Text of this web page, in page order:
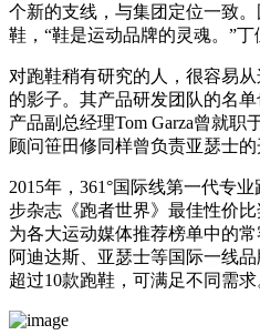
个新的支线，与集团定位一致
鞋，“鞋是运动品牌的灵魂。”丁
对跑鞋稍有研究的人，很容易
的影子。其产品研发团队的名
产品副总经理Tom Garza曾就
顾问笹田修同样曾负责亚瑟士的
2015年，361°国际线第一代专
步杂志《跑者世界》最佳性价
为各大运动媒体推荐榜单中的
阿迪达斯、亚瑟士等国际一线
超过10款跑鞋，可满足不同需求